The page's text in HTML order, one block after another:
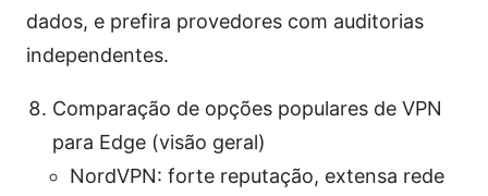
dados, e prefira provedores com auditorias
independentes.
Comparação de opções populares de VPN
para Edge (visão geral)
NordVPN: forte reputação, extensa rede